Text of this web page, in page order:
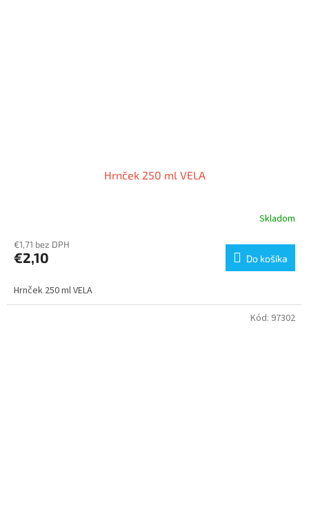
Hrnček 250 ml VELA
Skladom
€1,71 bez DPH
€2,10 Do košíka
Hrnček 250 ml VELA
Kód: 97302